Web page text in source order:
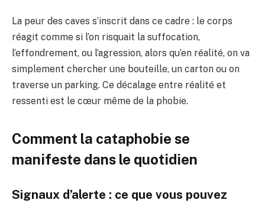
La peur des caves s’inscrit dans ce cadre : le corps
réagit comme si l’on risquait la suffocation,
l’effondrement, ou l’agression, alors qu’en réalité, on va
simplement chercher une bouteille, un carton ou on
traverse un parking. Ce décalage entre réalité et
ressenti est le cœur même de la phobie.
Comment la cataphobie se
manifeste dans le quotidien
Signaux d’alerte : ce que vous pouvez